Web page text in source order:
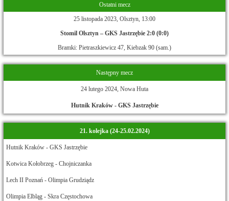
Ostatni mecz
25 listopada 2023, Olsztyn, 13:00
Stomil Olsztyn – GKS Jastrzębie 2:0 (0:0)
Bramki: Pietraszkiewicz 47, Kiebzak 90 (sam.)
Następny mecz
24 lutego 2024, Nowa Huta
Hutnik Kraków - GKS Jastrzębie
21. kolejka (24-25.02.2024)
Hutnik Kraków - GKS Jastrzębie
Kotwica Kołobrzeg - Chojniczanka
Lech II Poznań - Olimpia Grudziądz
Olimpia Elbląg - Skra Częstochowa